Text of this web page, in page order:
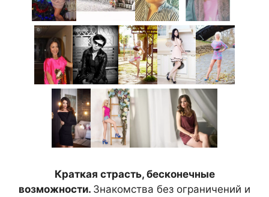
Краткая страсть, бесконечные
возможности. Знакомства без ограничений и